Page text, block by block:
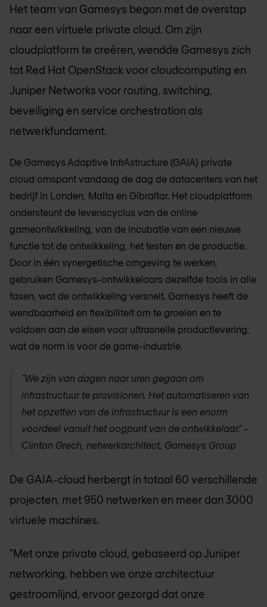
Het team van Gamesys begon met de overstap
naar een virtuele private cloud. Om zijn
cloudplatform te creëren, wendde Gamesys zich
tot Red Hat OpenStack voor cloudcomputing en
Juniper Networks voor routing, switching,
beveiliging en service orchestration als
netwerkfundament.
De Gamesys Adaptive InfrAstructure (GAIA) private
cloud omspant vandaag de dag de datacenters van het
bedrijf in Londen, Malta en Gibraltar. Het cloudplatform
ondersteunt de levenscyclus van de online
gameontwikkeling, van de incubatie van een nieuwe
functie tot de ontwikkeling, het testen en de productie.
Door in één synergetische omgeving te werken,
gebruiken Gamesys-ontwikkelaars dezelfde tools in alle
fasen, wat de ontwikkeling versnelt. Gamesys heeft de
wendbaarheid en flexibiliteit om te groeien en te
voldoen aan de eisen voor ultrasnelle productlevering,
wat de norm is voor de game-industrie.
"We zijn van dagen naar uren gegaan om
infrastructuur te provisionen. Het automatiseren van
het opzetten van de infrastructuur is een enorm
voordeel vanuit het oogpunt van de ontwikkelaar." -
Clinton Grech, netwerkarchitect, Gamesys Group
De GAIA-cloud herbergt in totaal 60 verschillende
projecten, met 950 netwerken en meer dan 3000
virtuele machines.
"Met onze private cloud, gebaseerd op Juniper
networking, hebben we onze architectuur
gestroomlijnd, ervoor gezorgd dat onze